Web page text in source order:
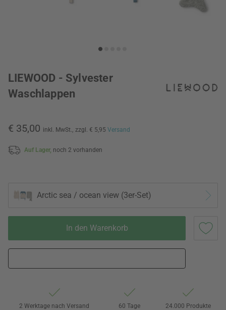
LIEWOOD - Sylvester
Waschlappen
€ 35,00 inkl. MwSt., zzgl. € 5,95 Versand
Auf Lager, noch 2 vorhanden
Arctic sea / ocean view (3er-Set)
In den Warenkorb
2 Werktage nach Versand
60 Tage
24.000 Produkte